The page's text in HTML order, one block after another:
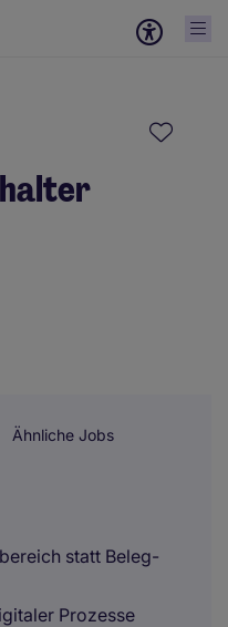
Ähnliche Jobs
statt Beleg-
Prozesse